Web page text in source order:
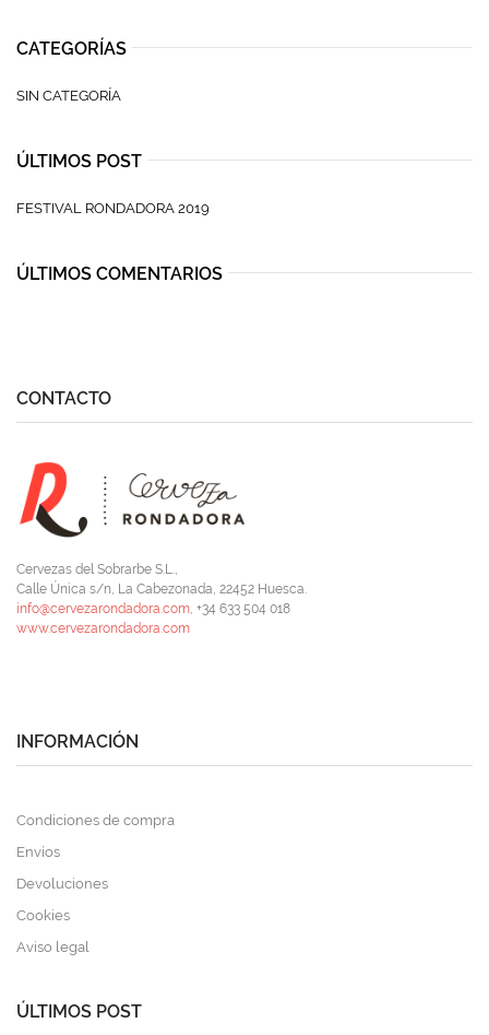
CATEGORÍAS
SIN CATEGORÍA
ÚLTIMOS POST
FESTIVAL RONDADORA 2019
ÚLTIMOS COMENTARIOS
CONTACTO
Cervezas del Sobrarbe S.L.,
Calle Única s/n, La Cabezonada, 22452 Huesca.
info@cervezarondadora.com, +34 633 504 018
www.cervezarondadora.com
INFORMACIÓN
Condiciones de compra
Envíos
Devoluciones
Cookies
Aviso legal
ÚLTIMOS POST